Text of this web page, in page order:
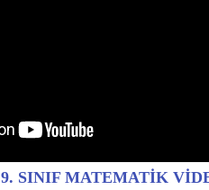
9. SINIF MATEMATİK